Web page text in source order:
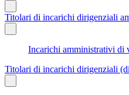
Titolari di incarichi dirigenziali
Incarichi amministrativi di
Titolari di incarichi dirigenziali